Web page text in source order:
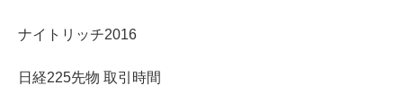
ナイトリッチ2016
日経225先物 取引時間